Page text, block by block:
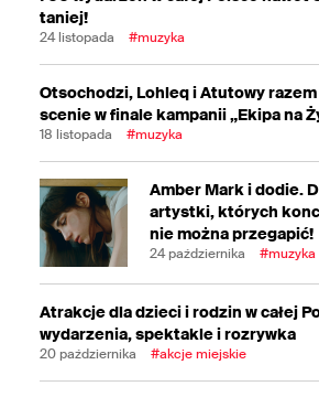
taniej!
24 listopada #muzyka
Otsochodzi, Lohleq i Atutowy razem
scenie w finale kampanii „Ekipa na
18 listopada #muzyka
Amber Mark i dodie.
artystki, których
nie można przegapić!
24 października #muzyka
Atrakcje dla dzieci i rodzin w całej
wydarzenia, spektakle i rozrywka
20 października #akcje miejskie